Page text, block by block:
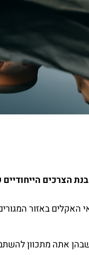
הצרכים
באזור
אתה מתכוון